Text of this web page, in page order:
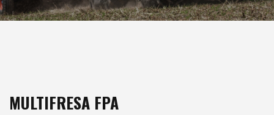
MULTIFRESA FPA